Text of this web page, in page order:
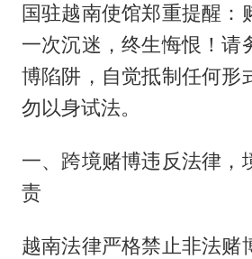
国驻越南使馆郑重提醒：
一次沉迷，终生悔恨！请
博陷阱，自觉抵制任何形
勿以身试法。
一、跨境赌博违反法律，
责
越南法律严格禁止非法赌